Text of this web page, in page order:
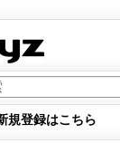
規登録はこちら